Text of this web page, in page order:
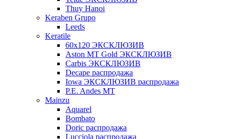
Thuy Hanoi
Keraben Grupo
Leeds
Keratile
60х120 ЭКСКЛЮЗИВ
Aston MT Gold ЭКСКЛЮЗИВ
Carbis ЭКСКЛЮЗИВ
Decape распродажа
Iowa ЭКСКЛЮЗИВ распродажа
P.E. Andes MT
Mainzu
Aquarel
Bombato
Doric распродажа
Lucciola распродажа